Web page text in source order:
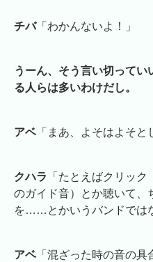
チバ「わかんないよ！」
うーん、そう言い切ってい
る人らは多いわけだし。
アベ「まあ、よそはよそと
クハラ
「たとえばクリッ
のガイド音）とか聴いて、
を……とかいうバンドでは
アベ「混ざった時の音の具